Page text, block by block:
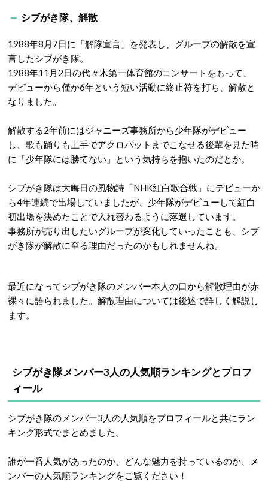
シブがき隊、解散
1988年8月7日に「解隊宣言」を発表し、グループの解散を宣
言したシブがき隊。
1988年11月2日の代々木第一体育館のコンサートをもって、
デビューから僅か6年という短い活動に終止符を打ち、解散と
なりました。
解散する2年前にはジャニーズ事務所から少年隊がデビュー
し、歌も踊りも上手でアクロバットまでこなせる後輩を見た時
に「少年隊には勝てない」という気持ちを抱いたのだとか。
シブがき隊は大晦日の風物詩「NHK紅白歌合戦」にデビューか
ら4年連続で出場していましたが、少年隊がデビューして紅白
初出場を決めたことで入れ替わるように落選しています。
事務所が売り出したいグループが変化していったことも、シブ
がき隊が解散に至る理由だったのかもしれませんね。
最近になってシブがき隊のメンバー本人の口から解散理由が赤
裸々に語られました。解散理由については後述で詳しく解説し
ます。
シブがき隊メンバー3人の人気順ランキングとプロフ
ィール
シブがき隊のメンバー3人の人気順をプロフィールと共にラン
キング形式でまとめました。
誰が一番人気があったのか、どんな魅力を持っているのか、メ
ンバーの人気順ランキングをご覧ください！